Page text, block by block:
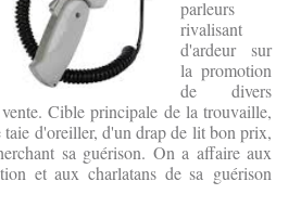
parleurs
rivalisant
d'ardeur sur
la promotion
de divers
Cible principale de la trouvaille,
taie d'oreiller, d'un drap de lit bon prix,
sa guérison. On a affaire aux
et aux charlatans de sa guérison